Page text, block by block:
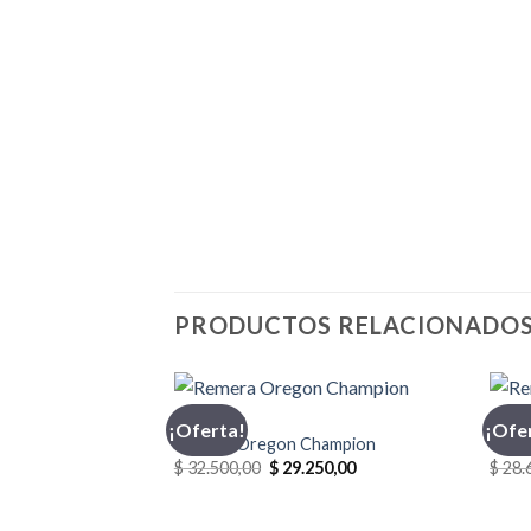
PRODUCTOS RELACIONADOS
¡Oferta!
CHAMPION
Remera Oregon Champion
$32.500,00 El
precio
$ 29.250,00El
$